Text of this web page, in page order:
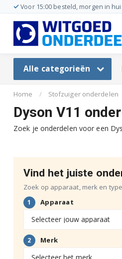
Voor 15:00 besteld, morgen in
Alle categorieën
Home / Stofzuiger onderdelen
Dyson V11
Zoek je onderdelen voor een
Vind het juiste
Zoek op apparaat, merk en